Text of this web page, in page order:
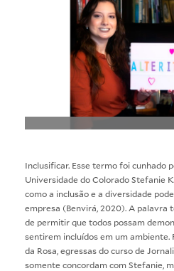
Inclusificar. Esse termo foi cunhado
Universidade do Colorado Stefanie
como a inclusão e a diversidade
empresa (Benvirá, 2020). A palavra
de permitir que todos possam
sentirem incluídos em um ambiente.
da Rosa, egressas do curso de
somente concordam com Stefanie,